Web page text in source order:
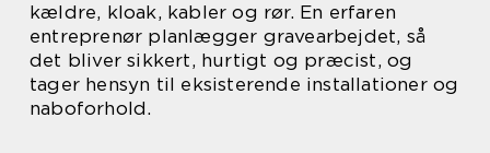
kældre, kloak, kabler og rør. En erfaren
entreprenør planlægger gravearbejdet, så
det bliver sikkert, hurtigt og præcist, og
tager hensyn til eksisterende installationer og
naboforhold.